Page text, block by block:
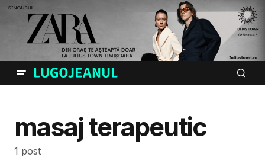
masaj terapeutic
1 post